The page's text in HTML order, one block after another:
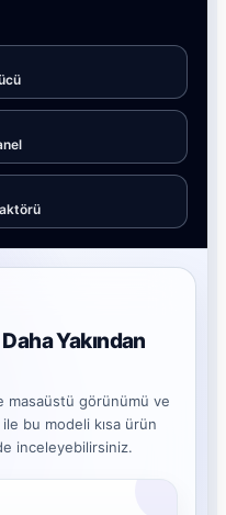
Yakından
masaüstü görünümü ve
bu modeli kısa ürün
inceleyebilirsiniz.